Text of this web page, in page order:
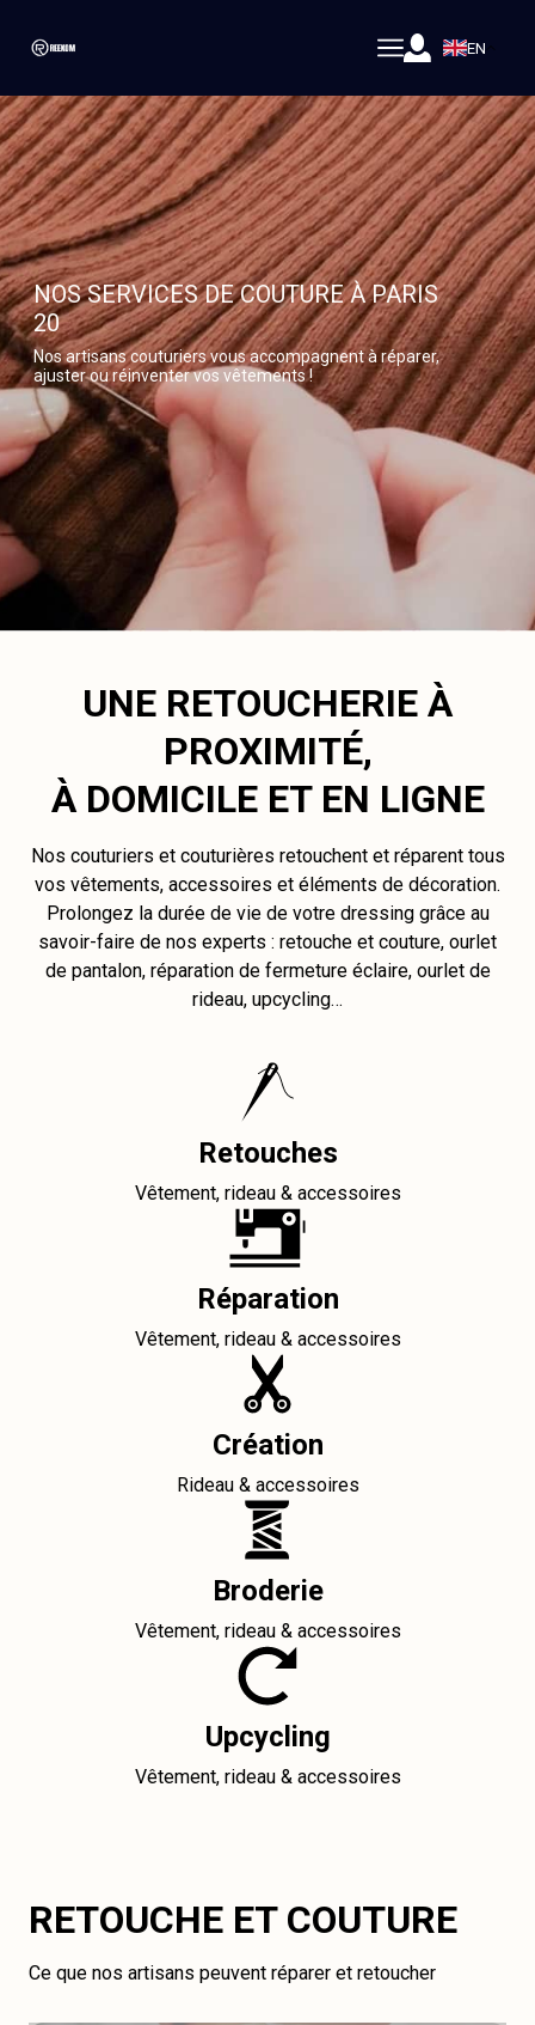
EN
NOS SERVICES DE COUTURE À PARIS
20
Nos artisans couturiers vous accompagnent à réparer,
ajuster ou réinventer vos vêtements !
UNE RETOUCHERIE À
PROXIMITÉ,
À DOMICILE ET EN LIGNE
Nos couturiers et couturières retouchent et réparent tous
vos vêtements, accessoires et éléments de décoration.
Prolongez la durée de vie de votre dressing grâce au
savoir-faire de nos experts : retouche et couture, ourlet
de pantalon, réparation de fermeture éclaire, ourlet de
rideau, upcycling…
Retouches
Vêtement, rideau & accessoires
Réparation
Vêtement, rideau & accessoires
Création
Rideau & accessoires
Broderie
Vêtement, rideau & accessoires
Upcycling
Vêtement, rideau & accessoires
RETOUCHE ET COUTURE
Ce que nos artisans peuvent réparer et retoucher